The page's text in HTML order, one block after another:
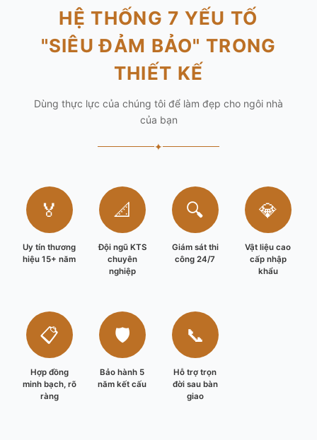
HỆ THỐNG 7 YẾU TỐ
"SIÊU ĐẢM BẢO" TRONG
THIẾT KẾ
Dùng thực lực của chúng tôi để làm đẹp cho ngôi nhà
của bạn
✦
🏅
Uy tín thương
hiệu 15+ năm
📐
Đội ngũ KTS
chuyên
nghiệp
🔍
Giám sát thi
công 24/7
💎
Vật liệu cao
cấp nhập
khẩu
📋
Hợp đồng
minh bạch, rõ
ràng
🛡️
Bảo hành 5
năm kết cấu
📞
Hỗ trợ trọn
đời sau bàn
giao